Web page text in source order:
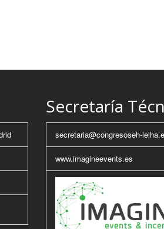
Secretaría
secretaria@congresoseh-
www.imagineevents.es